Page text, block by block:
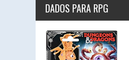
DADOS PARA RPG